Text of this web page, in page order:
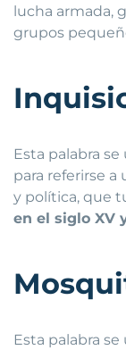
lucha armada,
grupos
Esta palabra
para referirse
y política, que
en el siglo XV
Esta palabra